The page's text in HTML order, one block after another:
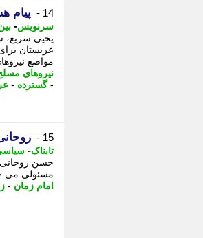
14 - پیام
سرنویس-
یحیی سریع،
عربستان
مواضع
نیروهای
-گسترده -
15 -
تابناک-
حسن روحانی
مسئولی می
امام زمان -